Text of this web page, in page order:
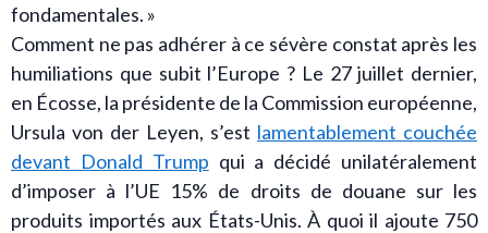
fondamentales. »
Comment ne pas adhérer à ce sévère constat après les
humiliations que subit l’Europe ? Le 27 juillet dernier,
en Écosse, la présidente de la Commission européenne,
Ursula von der Leyen, s’est lamentablement couchée
devant Donald Trump qui a décidé unilatéralement
d’imposer à l’UE 15% de droits de douane sur les
produits importés aux États-Unis. À quoi il ajoute 750